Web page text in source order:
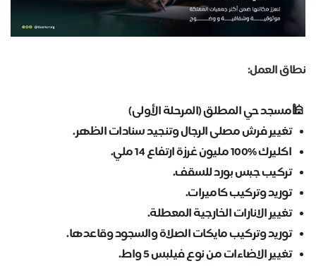
نطاق العمل:
🕌مسجد حي المطلق (المرحلة الأولى)
تغيير فرش مصلى الرجال وتنجيد سنادات الظهر.
اكليرك %100 مليون غرزة ارتفاع 14 ملي.
تركيب جبس بورد للسقف.
توريد وتركيب كاميرات.
تغيير الانارات الخارجية المعطلة.
توريد وتركيب مايكات الصلاة والسجود وقاعدها.
تغيير الاضاءات من نوع فيلبس 5 واط.